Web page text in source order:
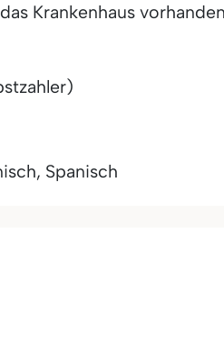
Krankenhaus vorhanden
Spanisch